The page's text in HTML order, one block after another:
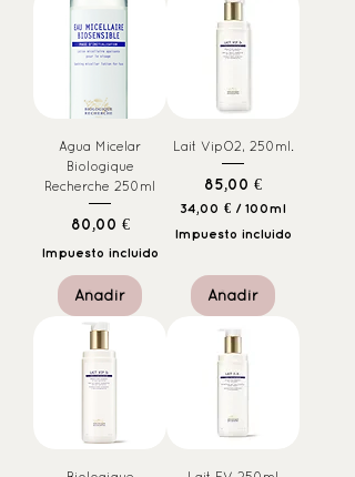
Agua Micelar
Biologique
Recherche 250ml
Precio
80,00 €
Impuesto incluido
Añadir
Lait VipO2, 250ml.
Precio
85,00 €
34,00 € / 100ml
4
0
0
p
o
r
1
0
M
Impuesto incluido
Añadir